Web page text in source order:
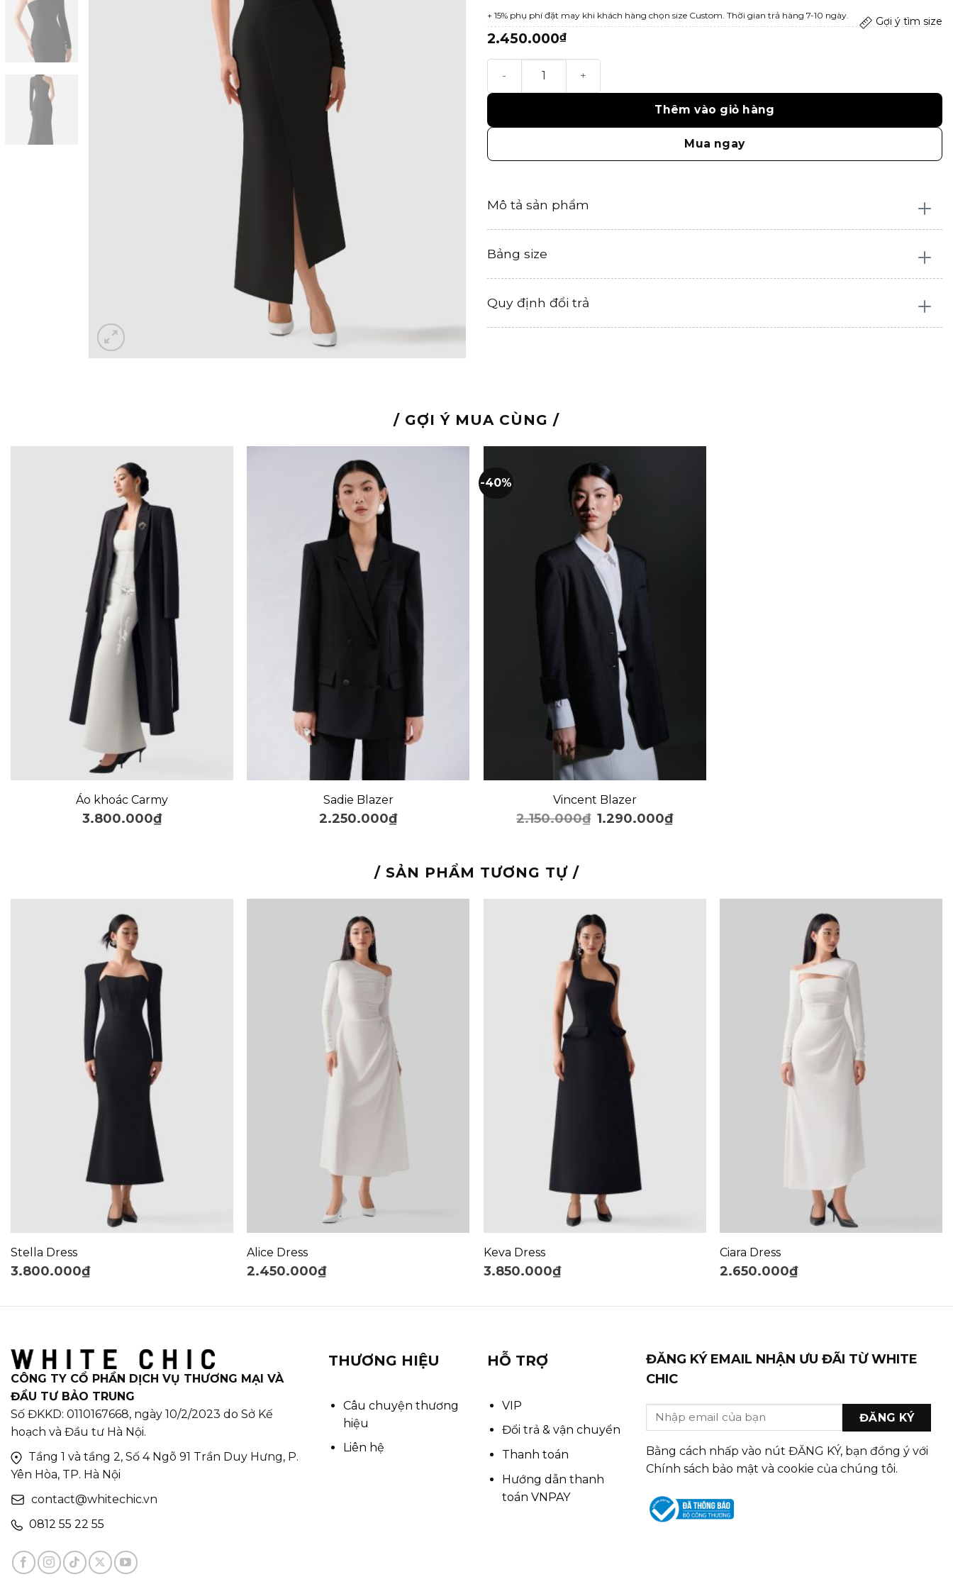
+ 15% phụ phí đặt may khi khách hàng chọn size Custom. Thời gian trả hàng 7-10 ngày.
Gợi ý tìm size
2.450.000₫
Thêm vào giỏ hàng
Mua ngay
Mô tả sản phẩm
Bảng size
Quy định đổi trả
/ GỢI Ý MUA CÙNG /
Áo khoác Carmy
3.800.000₫
Sadie Blazer
2.250.000₫
-40%
Vincent Blazer
2.150.000₫ 1.290.000₫
/ SẢN PHẨM TƯƠNG TỰ /
Stella Dress
3.800.000₫
Alice Dress
2.450.000₫
Keva Dress
3.850.000₫
Ciara Dress
2.650.000₫
CÔNG TY CỔ PHẦN DỊCH VỤ THƯƠNG MẠI VÀ
ĐẦU TƯ BẢO TRUNG
Số ĐKKD: 0110167668, ngày 10/2/2023 do Sở Kế
hoạch và Đầu tư Hà Nội.
Tầng 1 và tầng 2, Số 4 Ngõ 91 Trần Duy Hưng, P.
Yên Hòa, TP. Hà Nội
contact@whitechic.vn
0812 55 22 55
THƯƠNG HIỆU
Câu chuyện thương
hiệu
Liên hệ
HỖ TRỢ
VIP
Đổi trả & vận chuyển
Thanh toán
Hướng dẫn thanh
toán VNPAY
ĐĂNG KÝ EMAIL NHẬN ƯU ĐÃI TỪ WHITE
CHIC
Bằng cách nhấp vào nút ĐĂNG KÝ, bạn đồng ý với
Chính sách bảo mật và cookie của chúng tôi.